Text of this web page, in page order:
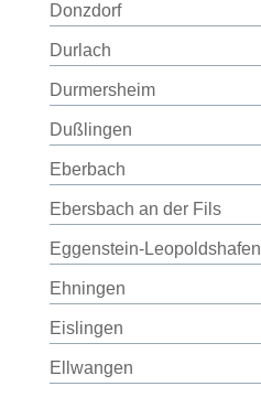
Donzdorf
Durlach
Durmersheim
Dußlingen
Eberbach
Ebersbach an der Fils
Eggenstein-Leopoldshafen
Ehningen
Eislingen
Ellwangen